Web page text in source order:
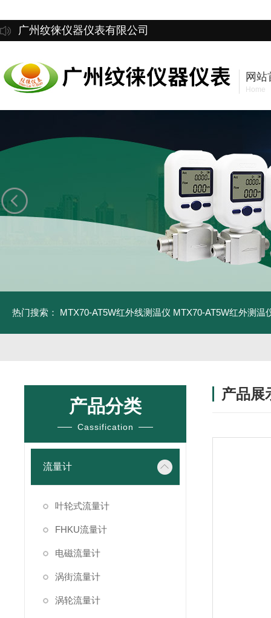
广州纹徕仪器仪表有限公司
网站
Home
热门搜索： MTX70-AT5W红外线测温仪 MTX70-AT5W红外测温
产品分类
Cassification
流量计
叶轮式流量计
FHKU流量计
电磁流量计
涡街流量计
涡轮流量计
产品展